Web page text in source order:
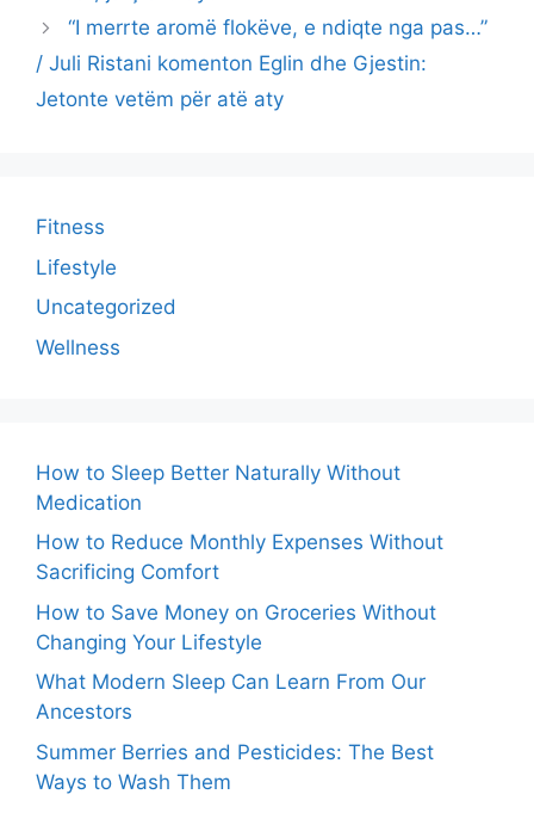
“I merrte aromë flokëve, e ndiqte nga pas…”
/ Juli Ristani komenton Eglin dhe Gjestin:
Jetonte vetëm për atë aty
Fitness
Lifestyle
Uncategorized
Wellness
How to Sleep Better Naturally Without
Medication
How to Reduce Monthly Expenses Without
Sacrificing Comfort
How to Save Money on Groceries Without
Changing Your Lifestyle
What Modern Sleep Can Learn From Our
Ancestors
Summer Berries and Pesticides: The Best
Ways to Wash Them